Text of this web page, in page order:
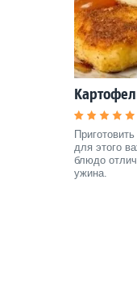
для этого
блюдо
ужина.